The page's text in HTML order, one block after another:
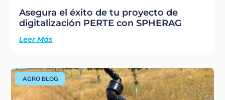
Asegura el éxito de tu proyecto de
digitalización PERTE con SPHERAG
Leer Más
AGRO BLOG